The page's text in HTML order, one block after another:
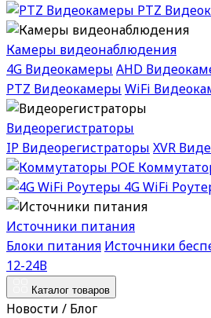
PTZ
Камеры видеонаблюдения
4G Видеокамеры AHD
PTZ Видеокамеры WiFi
Видеорегистраторы
IP Видеорегистраторы XVR
4G WiFi
Источники питания
Блоки питания Источники
12-24В
Каталог товаров
Новости / Блог